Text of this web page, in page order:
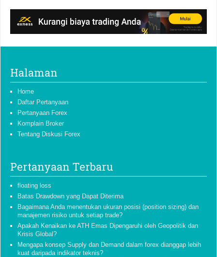
Halaman
Home
Daftar Pertanyaan
Pertanyaan Forex
Komplain Broker
Tentang Diskusi Forex
Pertanyaan Terbaru
floating loss
Batas Drawdown yang Dapat Diterima
Bagaimana Anda menentukan ukuran posisi (position sizing) dan
manajemen risiko untuk setiap trade?
Apakah Kenaikan ke ATH Emas Dipengaruhi oleh Geopolitik dan
Krisis Global?
Mengapa konsep Supply dan Demand dalam forex dianggap lebih
kuat daripada indikator teknis?